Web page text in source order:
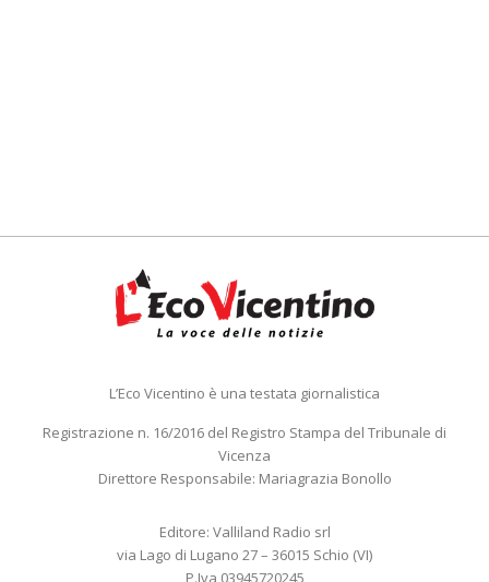
L’Eco Vicentino è una testata giornalistica
Registrazione n. 16/2016 del Registro Stampa del Tribunale di
Vicenza
Direttore Responsabile: Mariagrazia Bonollo
Editore: Valliland Radio srl
via Lago di Lugano 27 – 36015 Schio (VI)
P.Iva 03945720245